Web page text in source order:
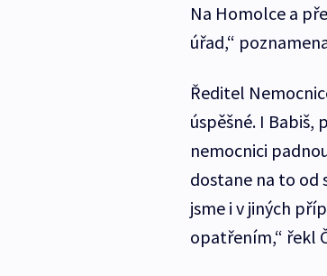
Na Homolce a
úřad,“
Ředitel
úspěšné. I Babiš,
nemocnici
dostane na to od
jsme i v jiných
opatřením,“ řekl